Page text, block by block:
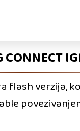
flash verzija,